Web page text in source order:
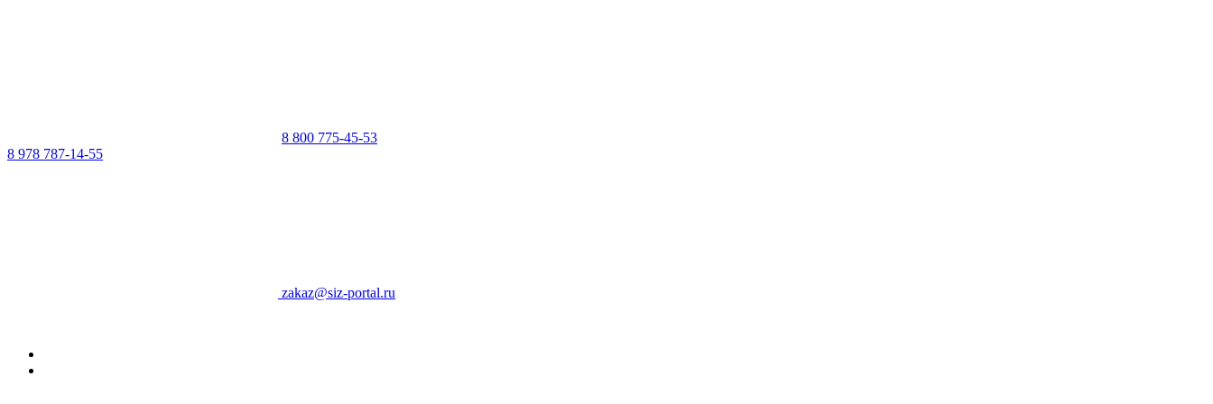
8 800 775-45-53
8 978 787-14-55
zakaz@siz-portal.ru